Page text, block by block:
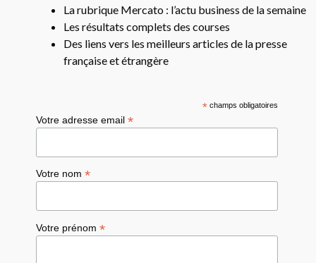
La rubrique Mercato : l’actu business de la semaine
Les résultats complets des courses
Des liens vers les meilleurs articles de la presse
française et étrangère
*champs obligatoires
Votre adresse email*
Votre nom*
Votre prénom*